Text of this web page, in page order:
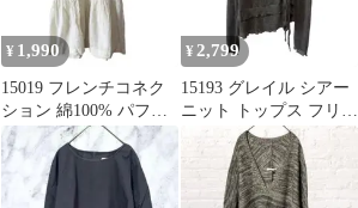
¥ 1,990
15019 フレンチコネク
ション 綿100% パフス
リーブ シャツワンピー
ス M
¥ 2,799
15193 グレイル シアー
ニット トップス フリル
サイドリボン グレー古